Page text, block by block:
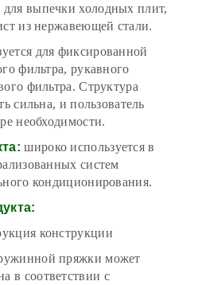
для выпечки холодных плит,
из нержавеющей стали.
для фиксированной
фильтра, рукавного
фильтра. Структура
сильна, и пользователь
необходимости.
широко используется в
систем
кондиционирования.
конструкции
пряжки может
в соответствии с